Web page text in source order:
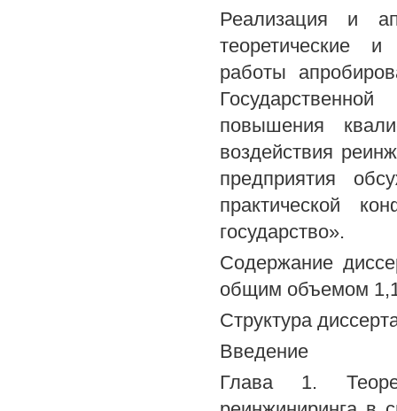
Реализация и
теоретические и
работы
повышения
воздействия
предприятия
практической
государство».
Содержание
общим объемом
Структура
Введение
Глава 1.